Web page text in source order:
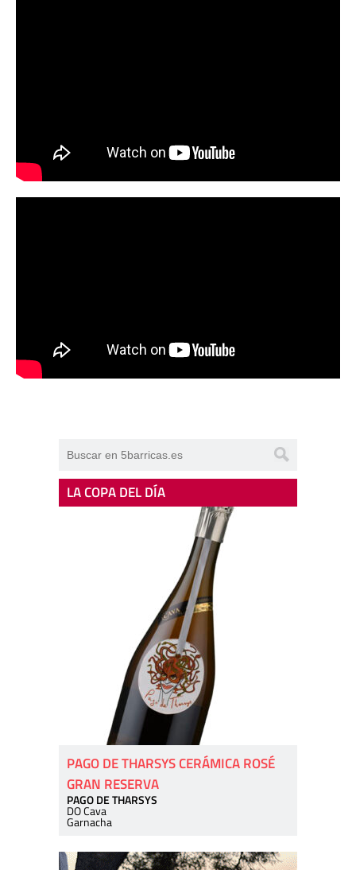
LA COPA DEL DÍA
PAGO DE THARSYS CERÁMICA ROSÉ
GRAN RESERVA
PAGO DE THARSYS
DO Cava
Garnacha